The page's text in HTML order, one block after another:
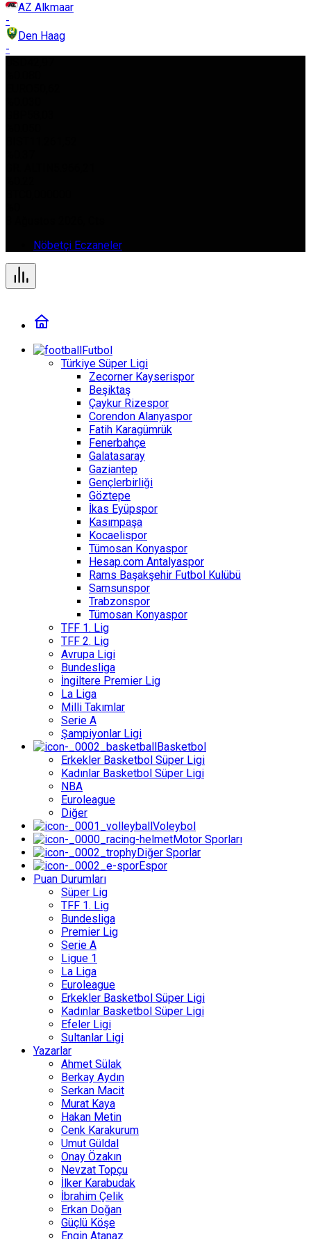
AZ Alkmaar
-
Den Haag
-
Nöbetçi Eczaneler
Futbol
Türkiye Süper Ligi
Zecorner Kayserispor
Beşiktaş
Çaykur Rizespor
Corendon Alanyaspor
Fatih Karagümrük
Fenerbahçe
Galatasaray
Gaziantep
Gençlerbirliği
Göztepe
İkas Eyüpspor
Kasımpaşa
Kocaelispor
Tümosan Konyaspor
Hesap.com Antalyaspor
Rams Başakşehir Futbol Kulübü
Samsunspor
Trabzonspor
Tümosan Konyaspor
TFF 1. Lig
TFF 2. Lig
Avrupa Ligi
Bundesliga
İngiltere Premier Lig
La Liga
Milli Takımlar
Serie A
Şampiyonlar Ligi
Basketbol
Erkekler Basketbol Süper Ligi
Kadınlar Basketbol Süper Ligi
NBA
Euroleague
Diğer
Voleybol
Motor Sporları
Diğer Sporlar
Espor
Puan Durumları
Süper Lig
TFF 1. Lig
Bundesliga
Premier Lig
Serie A
Ligue 1
La Liga
Euroleague
Erkekler Basketbol Süper Ligi
Kadınlar Basketbol Süper Ligi
Efeler Ligi
Sultanlar Ligi
Yazarlar
Ahmet Sülak
Berkay Aydın
Serkan Macit
Murat Kaya
Hakan Metin
Cenk Karakurum
Umut Güldal
Onay Özakın
Nevzat Topçu
İlker Karabudak
İbrahim Çelik
Erkan Doğan
Güçlü Köşe
Engin Atanaz